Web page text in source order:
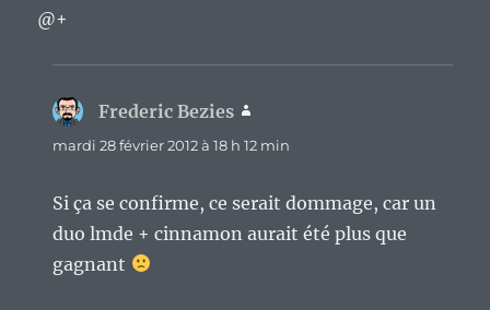
@+
Frederic Bezies
mardi 28 février 2012 à 18 h 12 min
Si ça se confirme, ce serait dommage, car un
duo lmde + cinnamon aurait été plus que
gagnant